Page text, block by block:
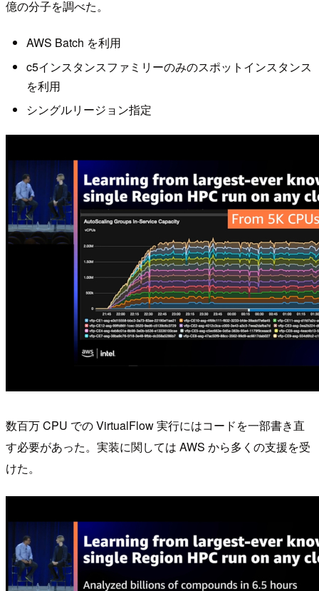
億の分子を調べた。
AWS Batch を利用
c5インスタンスファミリーのみのスポットインスタンス
を利用
シングルリージョン指定
数百万 CPU での VirtualFlow 実行にはコードを一部書き直
す必要があった。実装に関しては AWS から多くの支援を受
けた。